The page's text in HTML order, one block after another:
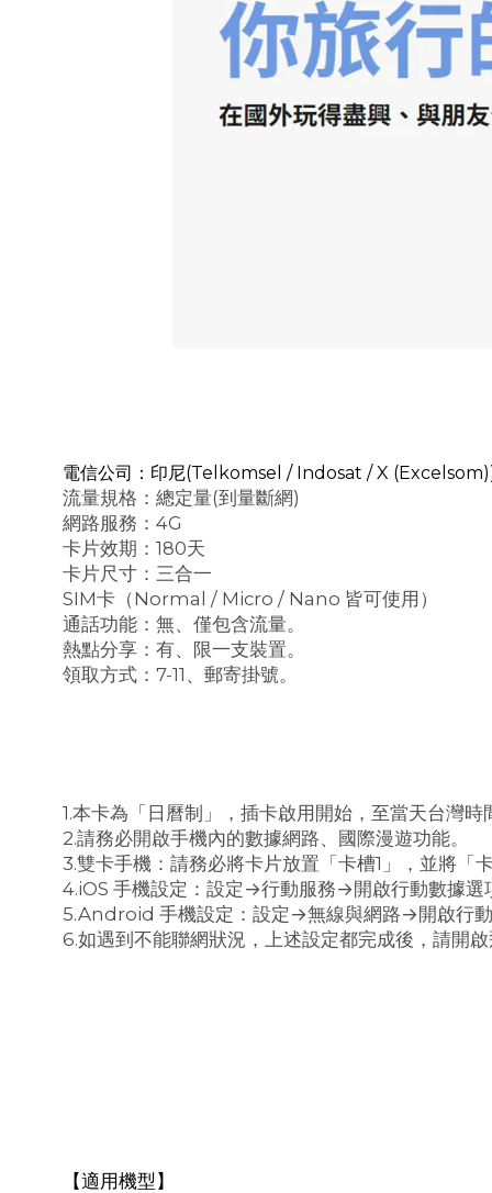
電信公司：印尼(Telkomsel / Indosat / X
流量規格：總定量(到量斷網)
網路服務：4G
卡片效期：180天
卡片尺寸：三合一
SIM卡（Normal / Micro / Nano 皆可使用）
通話功能：無、僅包含流量。
熱點分享：有、限一支裝置。
領取方式：7-11、郵寄掛號。
1.本卡為「日曆制」，插卡啟用開始，至當天台灣
2.請務必開啟手機內的數據網路、國際漫遊功能。
3.雙卡手機：請務必將卡片放置「卡槽1」，並將「
4.iOS 手機設定：設定→行動服務→開啟行動數據
5.Android 手機設定：設定→無線與網路→開啟行
6.如遇到不能聯網狀況，上述設定都完成後，請開
【適用機型】